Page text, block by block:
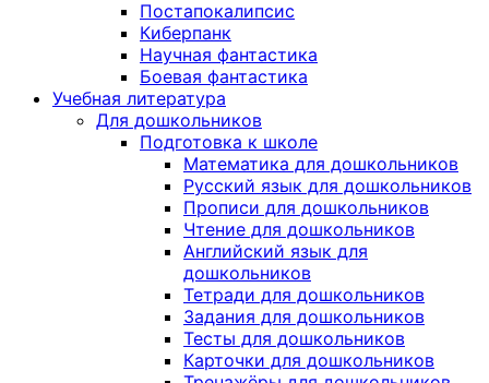
Постапокалипсис
Киберпанк
Научная фантастика
Боевая фантастика
Учебная литература
Для дошкольников
Подготовка к школе
Математика для дошкольников
Русский язык для дошкольников
Прописи для дошкольников
Чтение для дошкольников
Английский язык для
дошкольников
Тетради для дошкольников
Задания для дошкольников
Тесты для дошкольников
Карточки для дошкольников